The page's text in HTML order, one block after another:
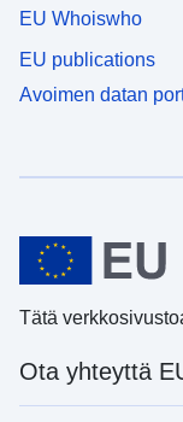
EU Whoiswho
EU publications
Avoimen datan
Tätä
Ota yhteyttä